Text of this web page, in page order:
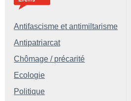
Antifascisme et antimiltarisme
Antipatriarcat
Chômage / précarité
Ecologie
Politique